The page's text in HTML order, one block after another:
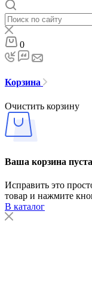
0
Корзина
Очистить корзину
Ваша корзина пуста
Исправить это
товар и нажмите
В каталог